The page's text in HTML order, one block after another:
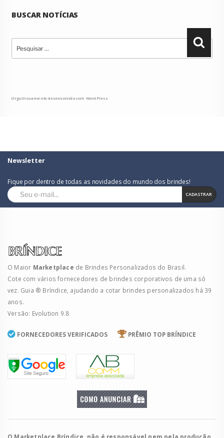
BUSCAR NOTÍCIAS
Pesquisar
por:
Orgulhosamente desenvolvido com WordPress
Newsletter
Fique por dentro de todas as novidades do mundo dos brindes!
CADASTRAR
O Maior Marketplace de Brindes Personalizados do Brasil.
Cote com vários fornecedores de brindes corporativos de uma só
vez. Guia ® Bríndice, ajudando a cotar brindes personalizados há 39
anos.
Versão: Evolution 9.8
FORNECEDORES VERIFICADOS PRÊMIO TOP BRÍNDICE